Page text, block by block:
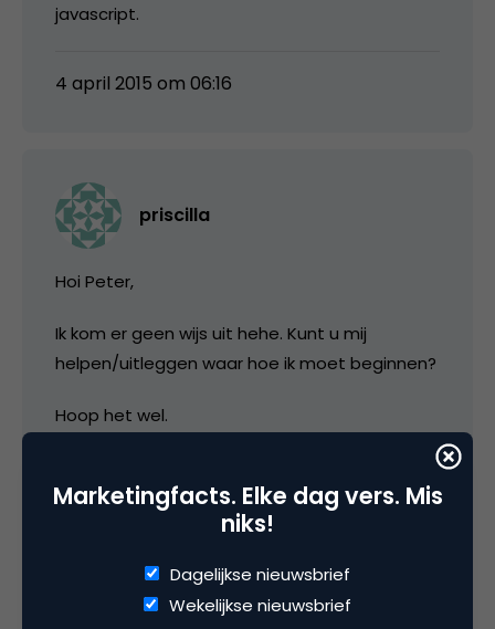
javascript.
4 april 2015 om 06:16
priscilla
Hoi Peter,
Ik kom er geen wijs uit hehe. Kunt u mij
helpen/uitleggen waar hoe ik moet beginnen?
Hoop het wel.
4 april 2015 om 09:50
Marketingfacts. Elke dag vers. Mis
niks!
Dagelijkse nieuwsbrief
Wekelijkse nieuwsbrief